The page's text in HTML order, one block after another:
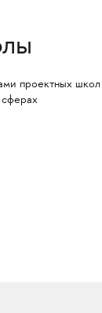
проектных школ